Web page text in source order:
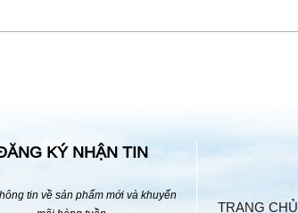
KÝ NHẬN TIN
tin về sản phẩm mới và khuyến
TRANG CHỦ